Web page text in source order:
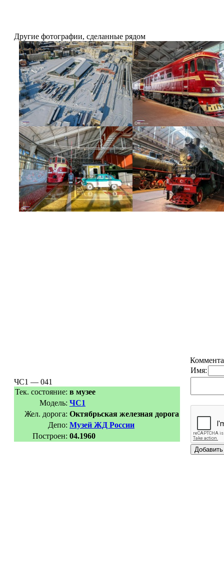
Другие фотографии, сделанные рядом
ЧС1 — 041
Тек. состояние: в музее
Модель: ЧС1
Жел. дорога: Октябрьская железная дорога
Депо: Музей ЖД России
Построен: 04.1960
Имя: